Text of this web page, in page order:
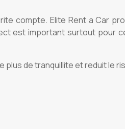
compte. Elite Rent a Car
est important surtout pour
de tranquillite et reduit le